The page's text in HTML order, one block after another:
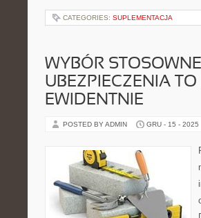
CATEGORIES: SUPLEMENTACJA
WYBÓR
UBEZPIECZENIA
EWIDENTNIE
POSTED BY ADMIN GRU - 15 - 2025